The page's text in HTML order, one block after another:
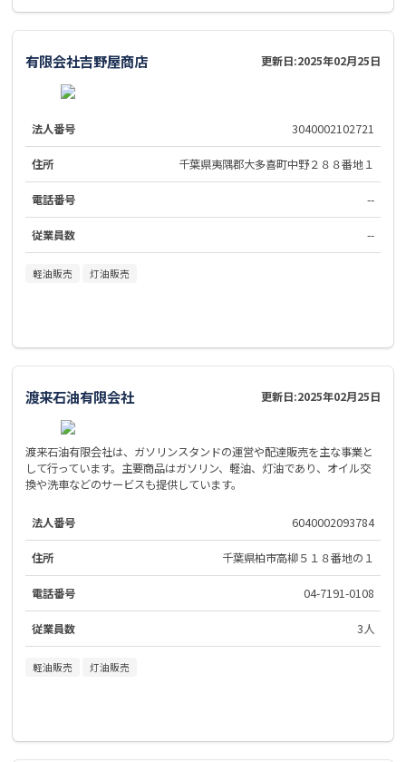
有限会社吉野屋商店 更新日:2025年02月25日
法人番号 3040002102721
住所 千葉県夷隅郡大多喜町中野２８８番地１
電話番号 --
従業員数 --
軽油販売 灯油販売
渡来石油有限会社 更新日:2025年02月25日
渡来石油有限会社は、ガソリンスタンドの運営や配達販売を主な事業と
して行っています。主要商品はガソリン、軽油、灯油であり、オイル交
換や洗車などのサービスも提供しています。
法人番号 6040002093784
住所 千葉県柏市高柳５１８番地の１
電話番号 04-7191-0108
従業員数 3人
軽油販売 灯油販売